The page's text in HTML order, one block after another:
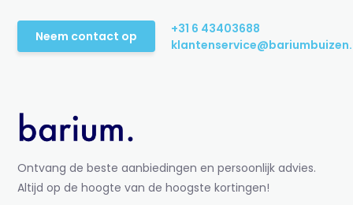
Neem contact op
+31 6 43403688
Ontvang de beste aanbiedingen en persoonlijk advies.
Altijd op de hoogte van de hoogste kortingen!